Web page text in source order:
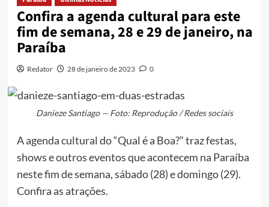
Confira a agenda cultural para este
fim de semana, 28 e 29 de janeiro, na
Paraíba
Redator 28 de janeiro de 2023 0
Danieze Santiago — Foto: Reprodução / Redes sociais
A agenda cultural do “Qual é a Boa?” traz festas,
shows e outros eventos que acontecem na Paraíba
neste fim de semana, sábado (28) e domingo (29).
Confira as atrações.